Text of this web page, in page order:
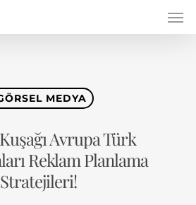
MEDYA
Avrupa Türk
Reklam Planlama
Stratejileri!